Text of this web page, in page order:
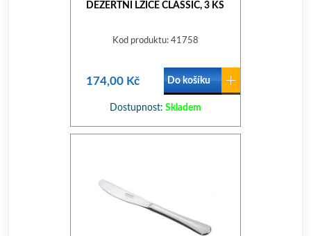
DEZERTNÍ LŽÍCE CLASSIC, 3 KS
Kod produktu: 41758
174,00 Kč Do košíku
Dostupnost: Skladem